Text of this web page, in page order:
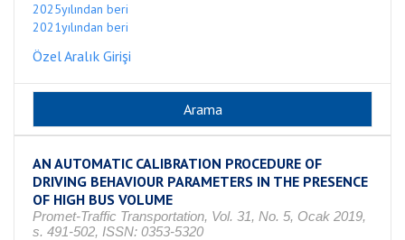
2025yılından beri
2021yılından beri
Özel Aralık Girişi
AN AUTOMATIC CALIBRATION PROCEDURE OF
DRIVING BEHAVIOUR PARAMETERS IN THE PRESENCE
OF HIGH BUS VOLUME
Promet-Traffic Transportation, Vol. 31, No. 5, Ocak 2019,
s. 491-502, ISSN: 0353-5320